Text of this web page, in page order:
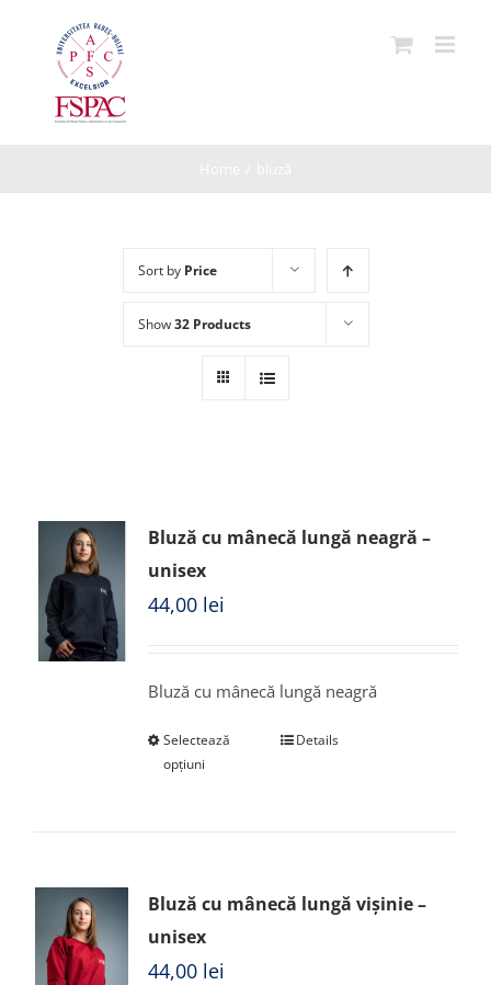
Sort by Price
Show32 Products
Bluză cu mânecă lungă neagră –
unisex
44,00 lei
Bluză cu mânecă lungă neagră
Selectează
opțiuni
Details
Bluză cu mânecă lungă vișinie –
unisex
44,00 lei